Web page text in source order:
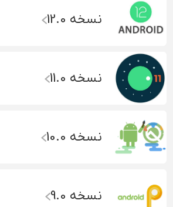
نسخه 12.0
نسخه 11.0
نسخه 10.0
نسخه 9.0